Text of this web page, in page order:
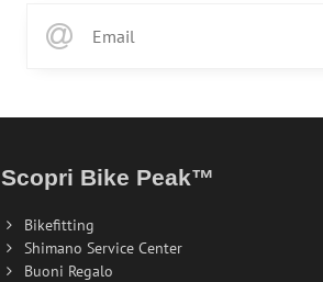
Scopri Bike Peak™
Bikefitting
Shimano Service Center
Buoni Regalo